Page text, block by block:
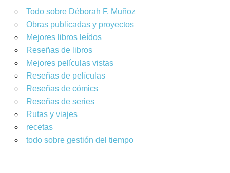
Todo sobre Déborah F. Muñoz
Obras publicadas y proyectos
Mejores libros leídos
Reseñas de libros
Mejores películas vistas
Reseñas de películas
Reseñas de cómics
Reseñas de series
Rutas y viajes
recetas
todo sobre gestión del tiempo